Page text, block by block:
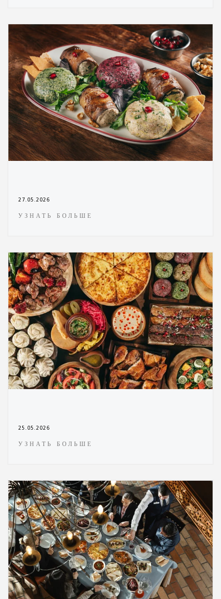
27.05.2026
УЗНАТЬ БОЛЬШЕ
25.05.2026
УЗНАТЬ БОЛЬШЕ